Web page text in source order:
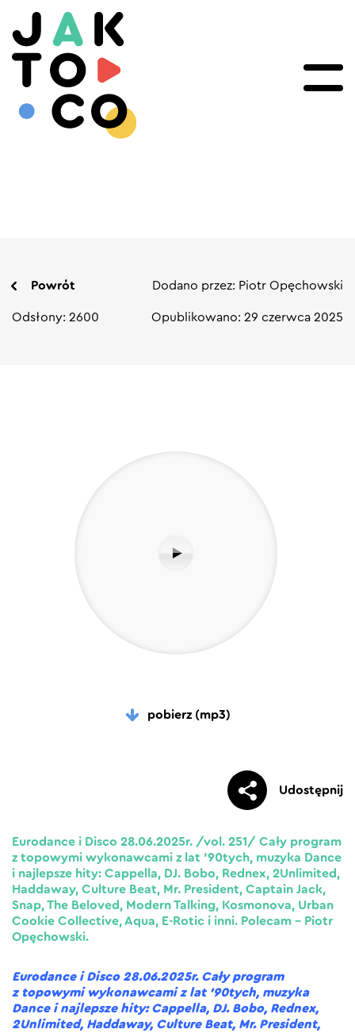
Powrót Dodano przez: Piotr Opęchowski
Odsłony: 2600 Opublikowano: 29 czerwca 2025
pobierz (mp3)
Udostępnij
Eurodance i Disco 28.06.2025r. /vol. 251/ Cały program
z topowymi wykonawcami z lat ’90tych, muzyka Dance
i najlepsze hity: Cappella, DJ. Bobo, Rednex, 2Unlimited,
Haddaway, Culture Beat, Mr. President, Captain Jack,
Snap, The Beloved, Modern Talking, Kosmonova, Urban
Cookie Collective, Aqua, E-Rotic i inni. Polecam – Piotr
Opęchowski.
Eurodance i Disco 28.06.2025r. Cały program
z topowymi wykonawcami z lat ’90tych, muzyka
Dance i najlepsze hity: Cappella, DJ. Bobo, Rednex,
2Unlimited, Haddaway, Culture Beat, Mr. President,